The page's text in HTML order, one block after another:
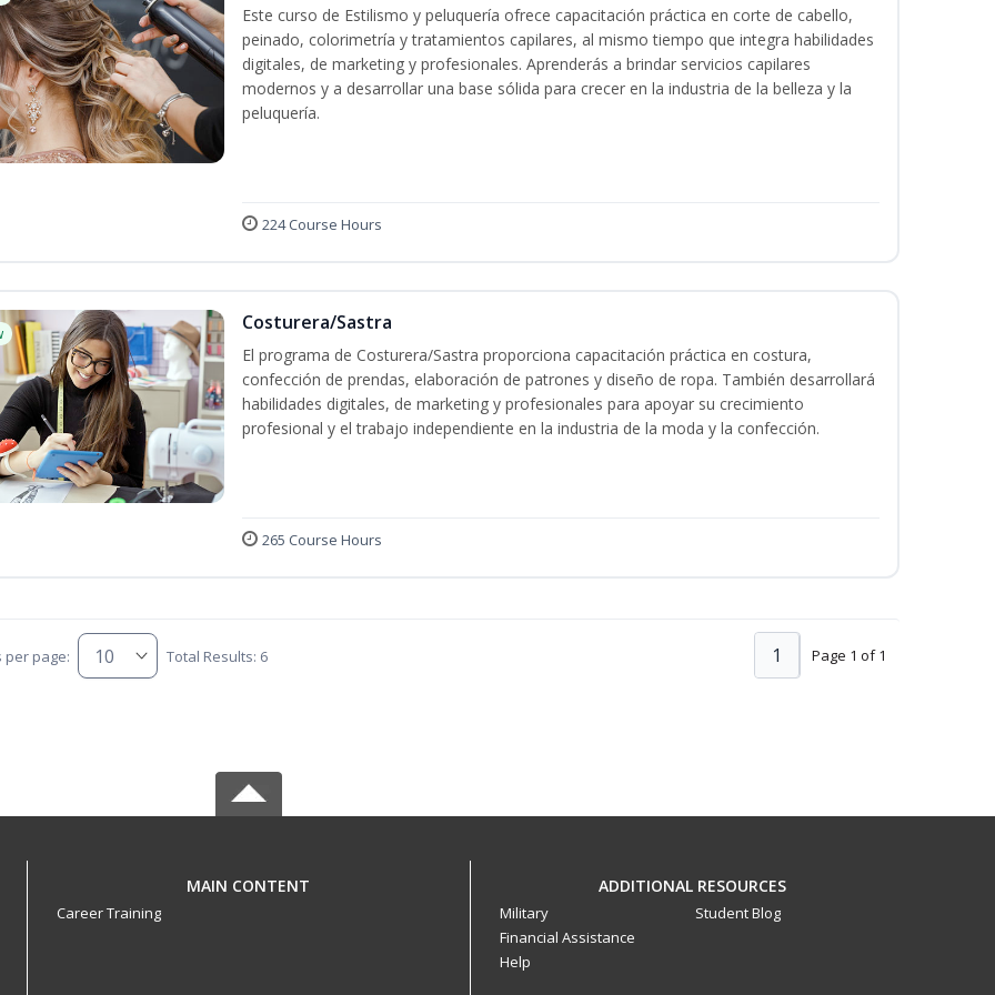
Este curso de Estilismo y peluquería ofrece capacitación práctica en corte de cabello,
peinado, colorimetría y tratamientos capilares, al mismo tiempo que integra habilidades
digitales, de marketing y profesionales. Aprenderás a brindar servicios capilares
modernos y a desarrollar una base sólida para crecer en la industria de la belleza y la
peluquería.
224 Course Hours
Costurera/Sastra
El programa de Costurera/Sastra proporciona capacitación práctica en costura,
confección de prendas, elaboración de patrones y diseño de ropa. También desarrollará
habilidades digitales, de marketing y profesionales para apoyar su crecimiento
profesional y el trabajo independiente en la industria de la moda y la confección.
265 Course Hours
per page: Total Results: 6 Page 1 of 1
1
MAIN CONTENT
Career Training
ADDITIONAL RESOURCES
Military
Financial Assistance
Help
Student Blog